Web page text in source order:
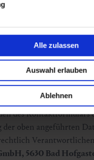
Alle zulassen
Auswahl erlauben
Ablehnen
Tätigkeit als
Laufenden zu halten.
die Du nicht
des Kontaktformulars
der oben angeführten
5630 Bad